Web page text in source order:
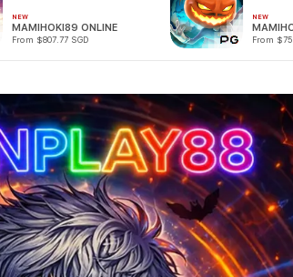
NEW
MAMIHOKI89 ONLINE
From $807.77 SGD
NEW
From